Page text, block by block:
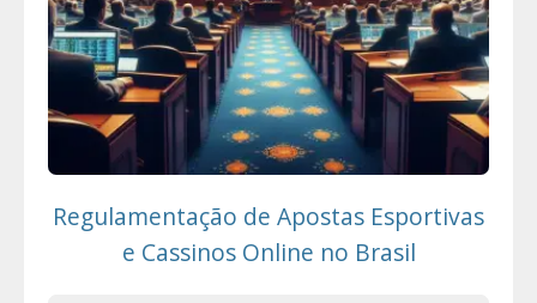
Regulamentação de Apostas Esportivas
e Cassinos Online no Brasil